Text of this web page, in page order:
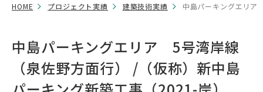
HOME プロジェクト実績 建築技術実績 中島パーキングエリ
中島パーキングエリア 5号湾岸線
（泉佐野方面行） /（仮称）新中島